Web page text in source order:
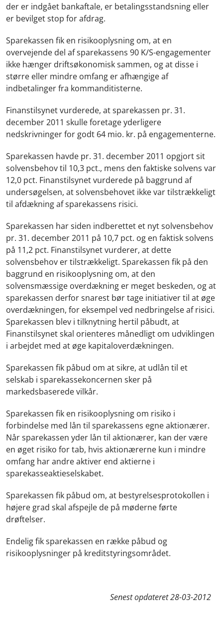
der er indgået bankaftale, er betalingsstandsning eller
er bevilget stop for afdrag.
Sparekassen fik en risikooplysning om, at en
overvejende del af sparekassens 90 K/S-engagementer
ikke hænger driftsøkonomisk sammen, og at disse i
større eller mindre omfang er afhængige af
indbetalinger fra kommanditisterne.
Finanstilsynet vurderede, at sparekassen pr. 31.
december 2011 skulle foretage yderligere
nedskrivninger for godt 64 mio. kr. på engagementerne.
Sparekassen havde pr. 31. december 2011 opgjort sit
solvensbehov til 10,3 pct., mens den faktiske solvens var
12,0 pct. Finanstilsynet vurderede på baggrund af
undersøgelsen, at solvensbehovet ikke var tilstrækkeligt
til afdækning af sparekassens risici.
Sparekassen har siden indberettet et nyt solvensbehov
pr. 31. december 2011 på 10,7 pct. og en faktisk solvens
på 11,2 pct. Finanstilsynet vurderer, at dette
solvensbehov er tilstrækkeligt. Sparekassen fik på den
baggrund en risikooplysning om, at den
solvensmæssige overdækning er meget beskeden, og at
sparekassen derfor snarest bør tage initiativer til at øge
overdækningen, for eksempel ved nedbringelse af risici.
Sparekassen blev i tilknytning hertil påbudt, at
Finanstilsynet skal orienteres månedligt om udviklingen
i arbejdet med at øge kapitaloverdækningen.
Sparekassen fik påbud om at sikre, at udlån til et
selskab i sparekassekoncernen sker på
markedsbaserede vilkår.
Sparekassen fik en risikooplysning om risiko i
forbindelse med lån til sparekassens egne aktionærer.
Når sparekassen yder lån til aktionærer, kan der være
en øget risiko for tab, hvis aktionærerne kun i mindre
omfang har andre aktiver end aktierne i
sparekasseaktieselskabet.
Sparekassen fik påbud om, at bestyrelsesprotokollen i
højere grad skal afspejle de på møderne førte
drøftelser.
Endelig fik sparekassen en række påbud og
risikooplysninger på kreditstyringsområdet.
Senest opdateret28-03-2012